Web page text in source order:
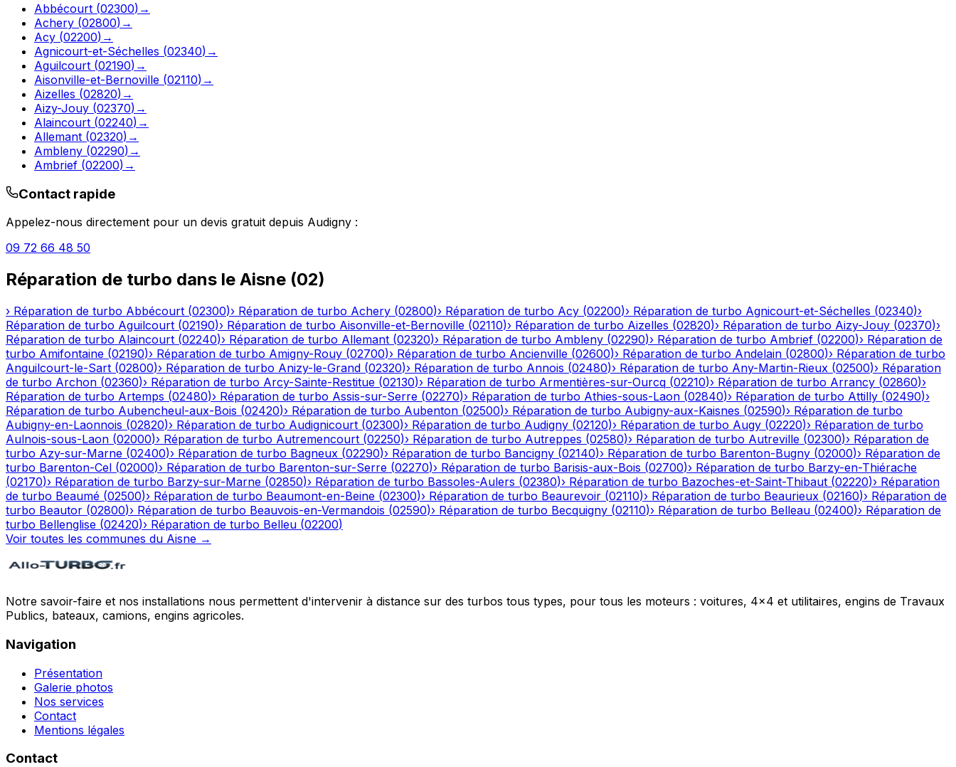
Abbécourt (02300) →
Achery (02800) →
Acy (02200) →
Agnicourt-et-Séchelles (02340) →
Aguilcourt (02190) →
Aisonville-et-Bernoville (02110) →
Aizelles (02820) →
Aizy-Jouy (02370) →
Alaincourt (02240) →
Allemant (02320) →
Ambleny (02290) →
Ambrief (02200) →
Contact rapide
Appelez-nous directement pour un devis gratuit depuis Audigny :
09 72 66 48 50
Réparation de turbo dans le Aisne (02)
› Réparation de turbo Abbécourt (02300)› Réparation de turbo Achery (02800)› Réparation de turbo Acy (02200)› Réparation de turbo Agnicourt-et-Séchelles (02340)›
Réparation de turbo Aguilcourt (02190)› Réparation de turbo Aisonville-et-Bernoville (02110)› Réparation de turbo Aizelles (02820)› Réparation de turbo Aizy-Jouy (02370)›
Réparation de turbo Alaincourt (02240)› Réparation de turbo Allemant (02320)› Réparation de turbo Ambleny (02290)› Réparation de turbo Ambrief (02200)› Réparation de
turbo Amifontaine (02190)› Réparation de turbo Amigny-Rouy (02700)› Réparation de turbo Ancienville (02600)› Réparation de turbo Andelain (02800)› Réparation de turbo
Anguilcourt-le-Sart (02800)› Réparation de turbo Anizy-le-Grand (02320)› Réparation de turbo Annois (02480)› Réparation de turbo Any-Martin-Rieux (02500)› Réparation
de turbo Archon (02360)› Réparation de turbo Arcy-Sainte-Restitue (02130)› Réparation de turbo Armentières-sur-Ourcq (02210)› Réparation de turbo Arrancy (02860)›
Réparation de turbo Artemps (02480)› Réparation de turbo Assis-sur-Serre (02270)› Réparation de turbo Athies-sous-Laon (02840)› Réparation de turbo Attilly (02490)›
Réparation de turbo Aubencheul-aux-Bois (02420)› Réparation de turbo Aubenton (02500)› Réparation de turbo Aubigny-aux-Kaisnes (02590)› Réparation de turbo
Aubigny-en-Laonnois (02820)› Réparation de turbo Audignicourt (02300)› Réparation de turbo Audigny (02120)› Réparation de turbo Augy (02220)› Réparation de turbo
Aulnois-sous-Laon (02000)› Réparation de turbo Autremencourt (02250)› Réparation de turbo Autreppes (02580)› Réparation de turbo Autreville (02300)› Réparation de
turbo Azy-sur-Marne (02400)› Réparation de turbo Bagneux (02290)› Réparation de turbo Bancigny (02140)› Réparation de turbo Barenton-Bugny (02000)› Réparation de
turbo Barenton-Cel (02000)› Réparation de turbo Barenton-sur-Serre (02270)› Réparation de turbo Barisis-aux-Bois (02700)› Réparation de turbo Barzy-en-Thiérache
(02170)› Réparation de turbo Barzy-sur-Marne (02850)› Réparation de turbo Bassoles-Aulers (02380)› Réparation de turbo Bazoches-et-Saint-Thibaut (02220)› Réparation
de turbo Beaumé (02500)› Réparation de turbo Beaumont-en-Beine (02300)› Réparation de turbo Beaurevoir (02110)› Réparation de turbo Beaurieux (02160)› Réparation de
turbo Beautor (02800)› Réparation de turbo Beauvois-en-Vermandois (02590)› Réparation de turbo Becquigny (02110)› Réparation de turbo Belleau (02400)› Réparation de
turbo Bellenglise (02420)› Réparation de turbo Belleu (02200)
Voir toutes les communes du Aisne →
Notre savoir-faire et nos installations nous permettent d'intervenir à distance sur des turbos tous types, pour tous les moteurs : voitures, 4x4 et utilitaires, engins de Travaux
Publics, bateaux, camions, engins agricoles.
Navigation
Présentation
Galerie photos
Nos services
Contact
Mentions légales
Contact